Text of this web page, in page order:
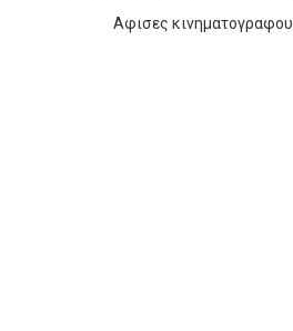
Αφισες κινηματογραφου